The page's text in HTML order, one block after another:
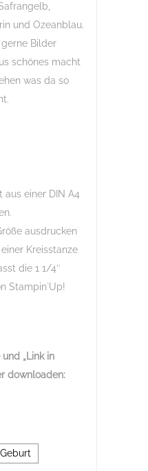
und Ozeanblau.
Bilder
schönes macht
was da so
aus einer DIN A4
ausdrucken
Kreisstanze
die 1 1/4″
Stampin´Up!
„Link in
downloaden:
Geburt